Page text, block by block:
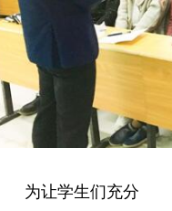
为让学生们充分